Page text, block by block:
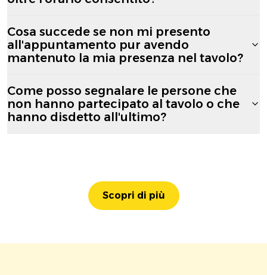
Cosa succede se non mi presento
all'appuntamento pur avendo
mantenuto la mia presenza nel tavolo?
Come posso segnalare le persone che
non hanno partecipato al tavolo o che
hanno disdetto all'ultimo?
Scopri di più